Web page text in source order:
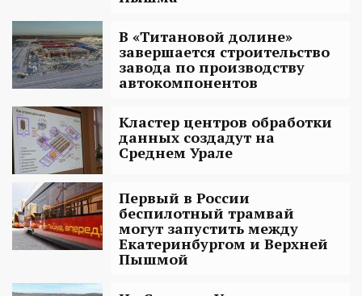
В «Титановой долине»
завершается строительство
завода по производству
автокомпонентов
Кластер центров обработки
данных создадут на
Среднем Урале
Первый в России
беспилотный трамвай
могут запустить между
Екатеринбургом и Верхней
Пышмой